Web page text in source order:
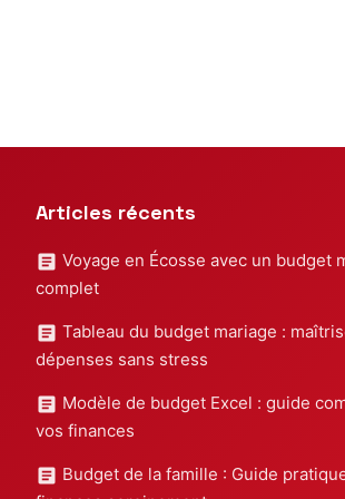
Articles récents
Voyage en Écosse avec un budget
complet
Tableau du budget mariage :
dépenses sans stress
Modèle de budget Excel : guide
vos finances
Budget de la famille : Guide